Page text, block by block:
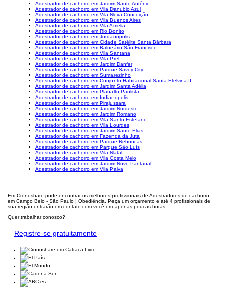
Adestrador de cachorro em Jardim Santo Antônio
Adestrador de cachorro em Vila Danubio Azul
Adestrador de cachorro em Vila Nova Conceição
Adestrador de cachorro em Vila Buenos Aires
Adestrador de cachorro em Vila Amélia
Adestrador de cachorro em Rio Bonito
Adestrador de cachorro em Jordanópolis
Adestrador de cachorro em Cidade Satélite Santa Bárbara
Adestrador de cachorro em Balneário São Francisco
Adestrador de cachorro em Vila Santana
Adestrador de cachorro em Vila Prel
Adestrador de cachorro em Jardim Danfer
Adestrador de cachorro em Parque Savoy City
Adestrador de cachorro em Sumarezinho
Adestrador de cachorro em Conjunto Habitacional Santa Etelvina II
Adestrador de cachorro em Jardim Santa Adélia
Adestrador de cachorro em Planalto Paulista
Adestrador de cachorro em Indianópolis
Adestrador de cachorro em Pirajussara
Adestrador de cachorro em Jardim Nordeste
Adestrador de cachorro em Jardim Romano
Adestrador de cachorro em Vila Santo Estéfano
Adestrador de cachorro em Vila Lourdes
Adestrador de cachorro em Jardim Santo Elias
Adestrador de cachorro em Fazenda da Juta
Adestrador de cachorro em Parque Reboucas
Adestrador de cachorro em Parque São Luís
Adestrador de cachorro em Vila Natal
Adestrador de cachorro em Vila Costa Melo
Adestrador de cachorro em Jardim Novo Pantanal
Adestrador de cachorro em Vila Paiva
Em Cronoshare pode encontrar os melhores profissionais de Adestradores de cachorro
em Campo Belo - São Paulo | Obediência. Peça um orçamento e até 4 profissionais de
sua região entrarão em contato com você em apenas poucas horas.
Quer trabalhar conosco?
Registre-se gratuitamente